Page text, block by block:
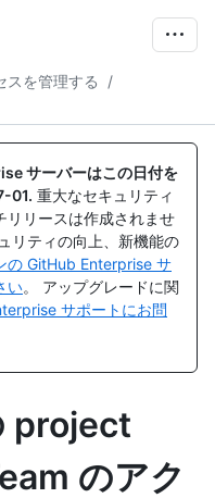
を管理する
/
サーバーはこの日付を
01. 重大なセキュリティ
リリースは作成されませ
リティの向上、新機能の
の GitHub Enterprise サ
い。 アップグレードに関
サポートにお問
project
のアク